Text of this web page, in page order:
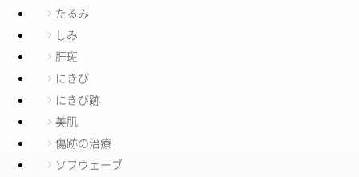
たるみ
しみ
肝斑
にきび
にきび跡
美肌
傷跡の治療
ソフウェーブ